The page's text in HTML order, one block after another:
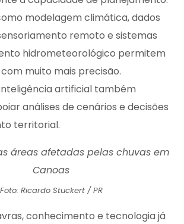
modelagem climática, dados
remoto e sistemas
hidrometeorológico permitem
muito mais precisão.
artificial também
análises de cenários e decisões
territorial.
Foto: Ricardo Stuckert / PR
conhecimento e tecnologia já